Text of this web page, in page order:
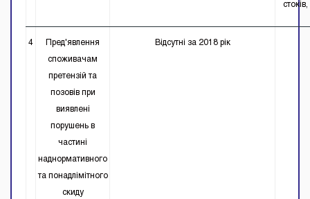
4 Пред'явлення
споживачам
претензій та
позовів при
виявлені
порушень в
частині
наднормативного
та понадлімітного
скиду
Відсутні за 2018 рік